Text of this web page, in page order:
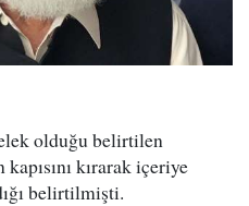
olduğu belirtilen
kırarak içeriye
belirtilmişti.